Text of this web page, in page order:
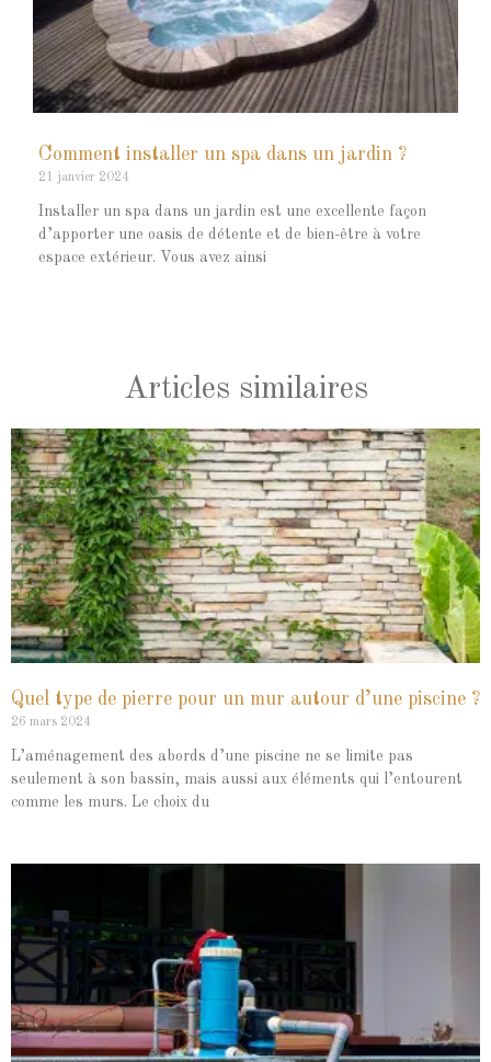
Comment installer un spa dans un jardin ?
21 janvier 2024
Installer un spa dans un jardin est une excellente façon
d’apporter une oasis de détente et de bien-être à votre
espace extérieur. Vous avez ainsi
Articles similaires
Quel type de pierre pour un mur autour d’une piscine ?
26 mars 2024
L’aménagement des abords d’une piscine ne se limite pas
seulement à son bassin, mais aussi aux éléments qui l’entourent
comme les murs. Le choix du